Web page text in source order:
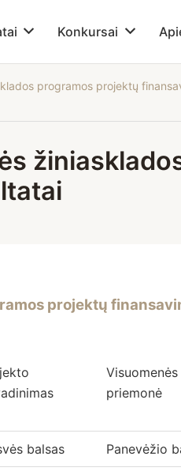
Konkursai
programos projektų
projektų
priemonė
balsas Panevėžio